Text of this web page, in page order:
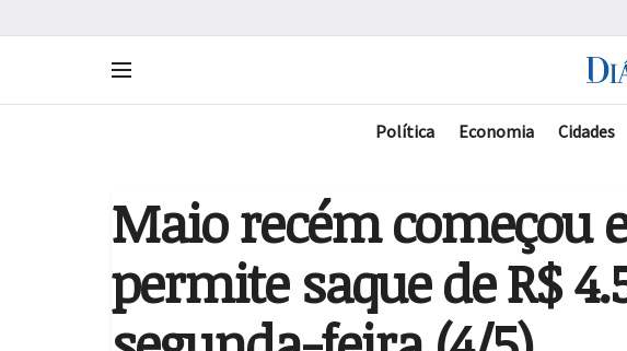
Política Economia Cidades
Maio recém começou
permite saque de R$